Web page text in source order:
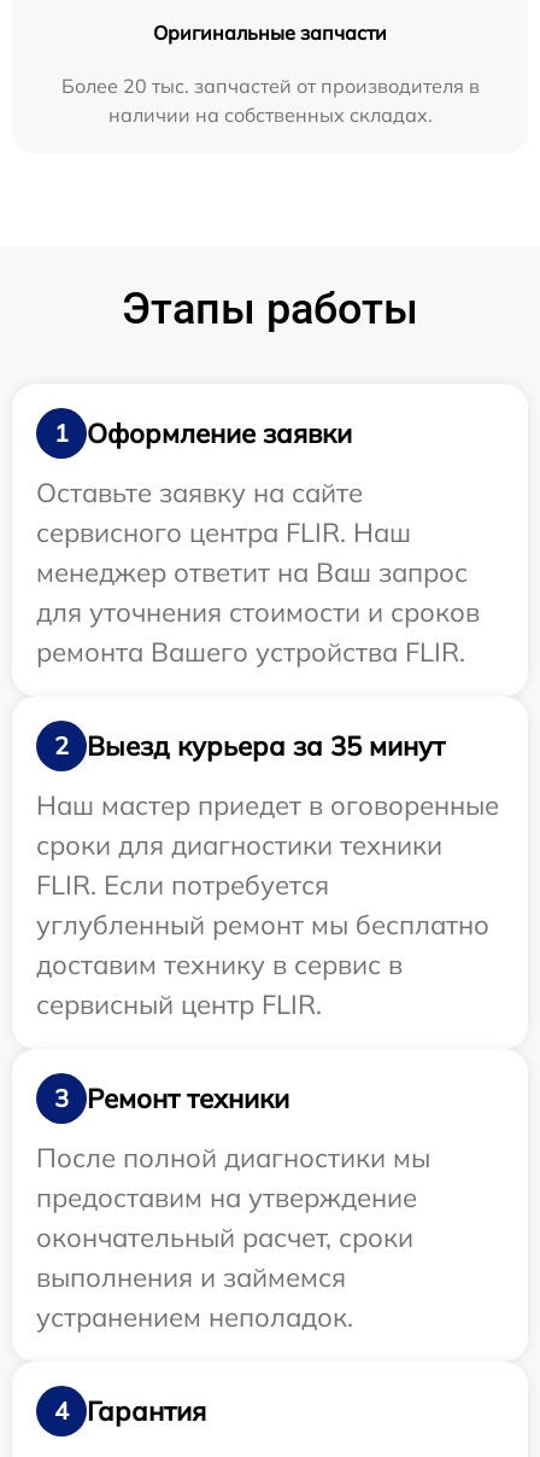
Оригинальные запчасти
Более 20 тыс. запчастей от производителя в
наличии на собственных складах.
Этапы работы
1
Оформление заявки
Оставьте заявку на сайте
сервисного центра FLIR. Наш
менеджер ответит на Ваш запрос
для уточнения стоимости и сроков
ремонта Вашего устройства FLIR.
2
Выезд курьера за 35 минут
Наш мастер приедет в оговоренные
сроки для диагностики техники
FLIR. Если потребуется
углубленный ремонт мы бесплатно
доставим технику в сервис в
сервисный центр FLIR.
3
Ремонт техники
После полной диагностики мы
предоставим на утверждение
окончательный расчет, сроки
выполнения и займемся
устранением неполадок.
4
Гарантия